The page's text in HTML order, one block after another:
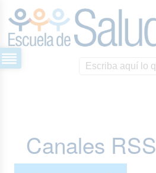
Canales RSS